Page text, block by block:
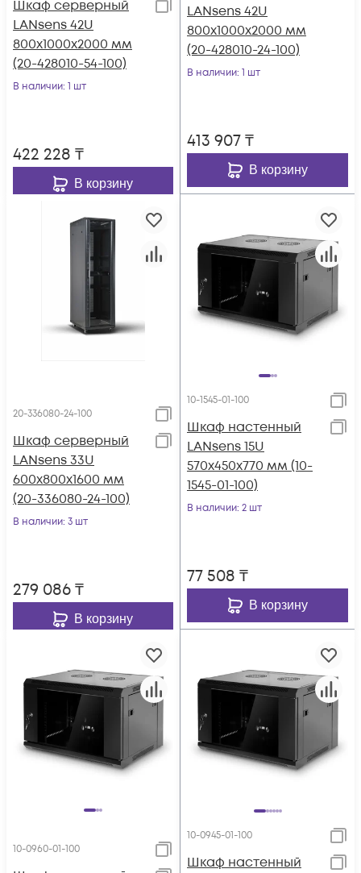
Шкаф серверный
LANsens 42U
800x1000x2000 мм
(20-428010-54-100)
В наличии: 1 шт
422 228 ₸
В корзину
LANsens 42U
800x1000x2000 мм
(20-428010-24-100)
В наличии: 1 шт
413 907₸
В корзину
20-336080-24-100
Шкаф серверный
LANsens 33U
600x800x1600 мм
(20-336080-24-100)
В наличии: 3 шт
279 086₸
В корзину
10-1545-01-100
Шкаф настенный
LANsens 15U
570x450x770 мм (10-
1545-01-100)
В наличии: 2 шт
77 508 ₸
В корзину
10-0960-01-100
10-0945-01-100
Шкаф настенный